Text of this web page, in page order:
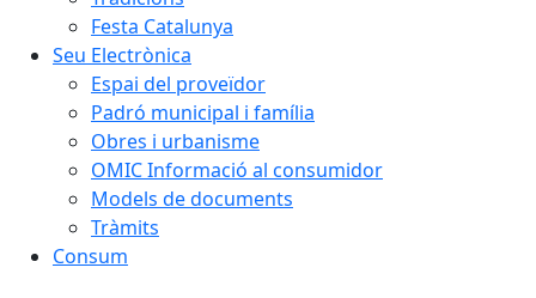
Festa Catalunya
Seu Electrònica
Espai del proveïdor
Padró municipal i família
Obres i urbanisme
OMIC Informació al consumidor
Models de documents
Tràmits
Consum